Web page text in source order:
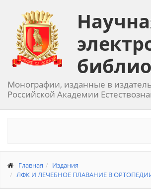
Монографии, изданные в
Российской Академии
Главная
Издания
ЛФК И ЛЕЧЕБНОЕ ПЛАВАНИЕ В